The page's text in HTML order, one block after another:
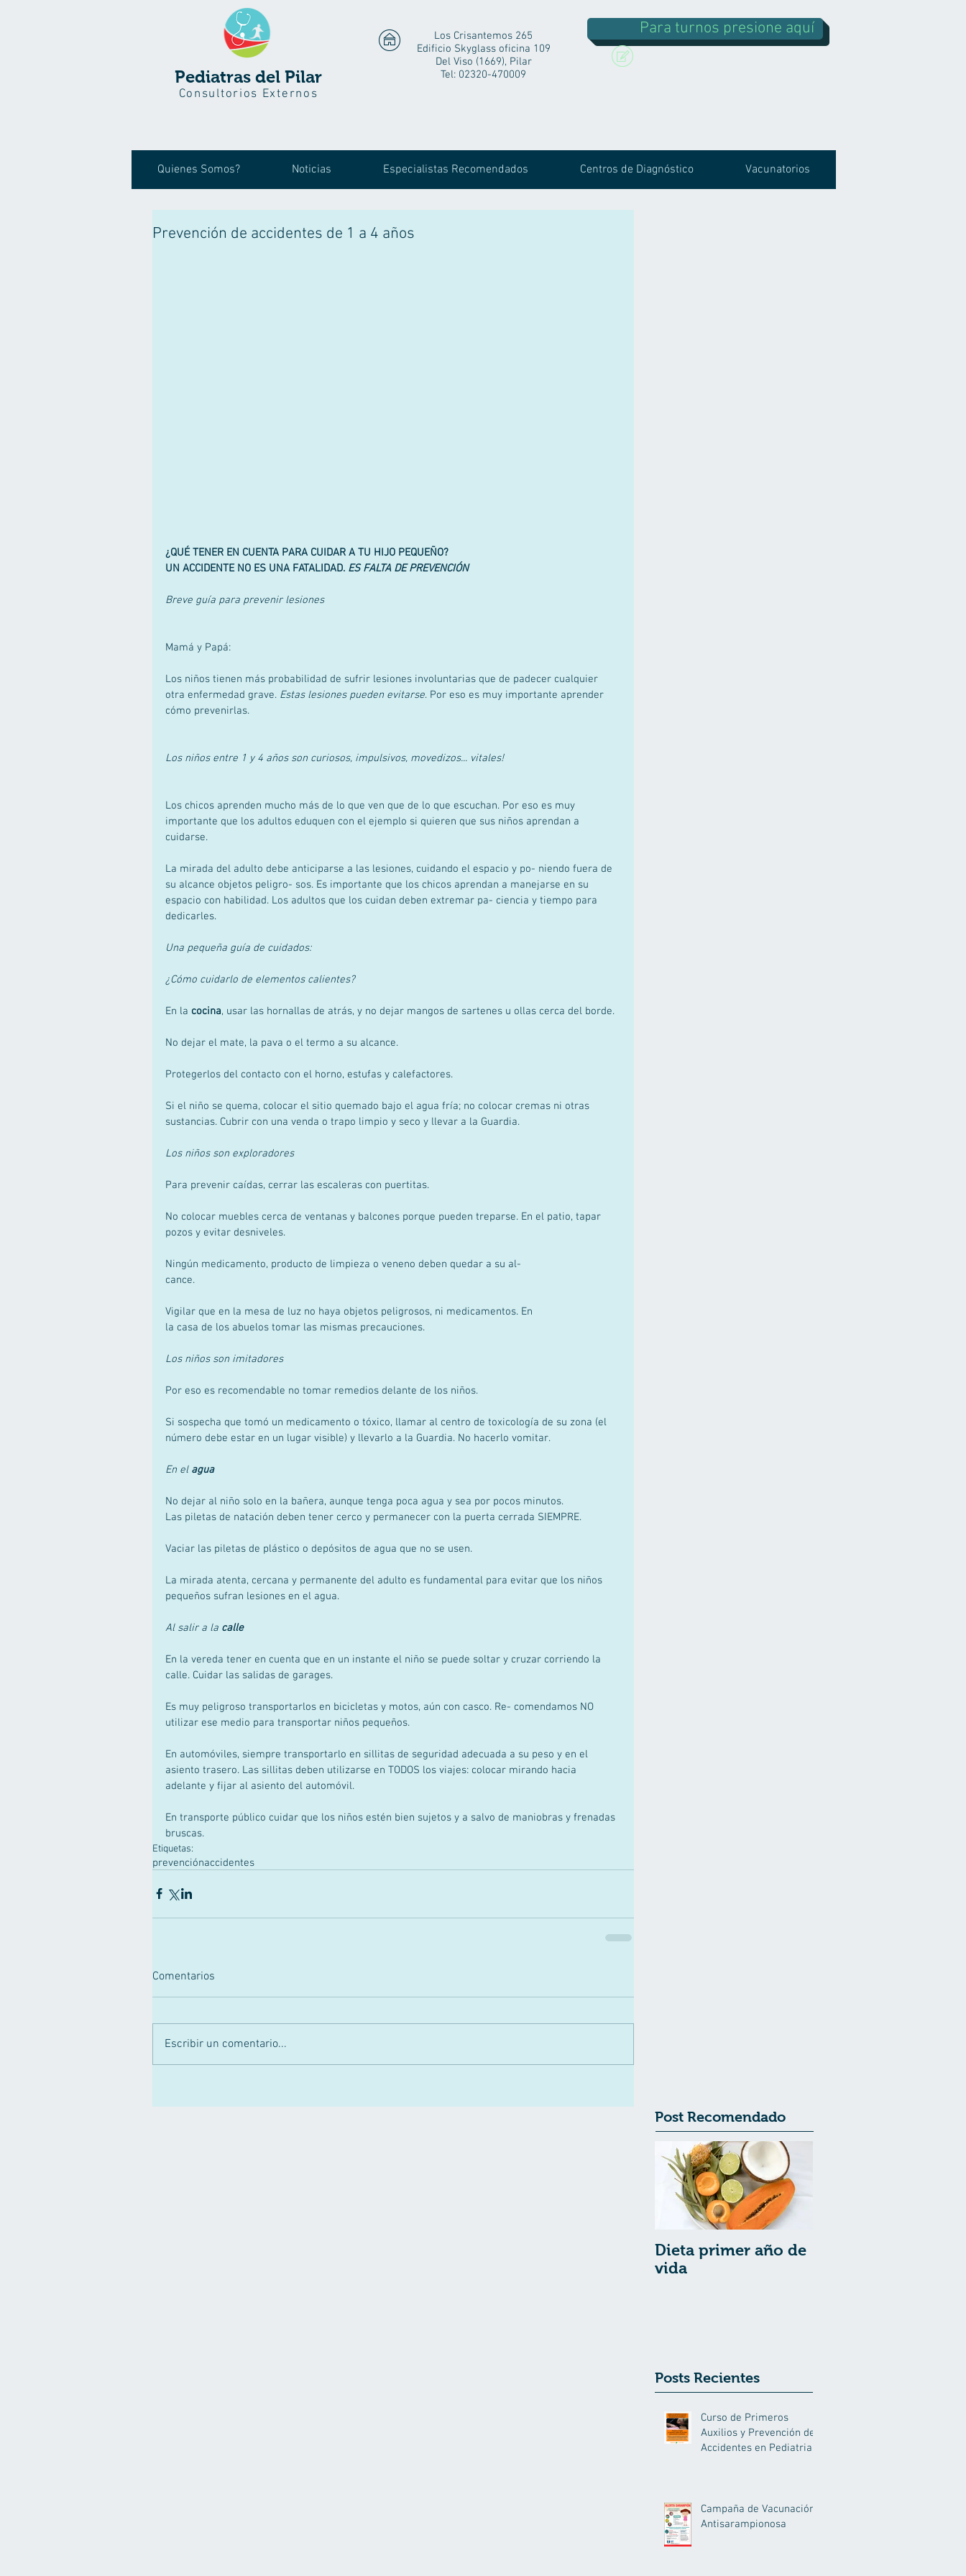
Pediatras del Pilar
Consultorios Externos
Los Crisantemos 265
Edificio Skyglass oficina 109
Del Viso (1669), Pilar
Tel: 02320-470009
Para turnos presione aquí
Quienes Somos? Noticias Especialistas Recomendados Centros de Diagnóstico Vacunatorios
Prevención de accidentes de 1 a 4 años
¿QUÉ TENER EN CUENTA PARA CUIDAR A TU HIJO PEQUEÑO?
UN ACCIDENTE NO ES UNA FATALIDAD. ES FALTA DE PREVENCIÓN
Breve guía para prevenir lesiones
Mamá y Papá:
Los niños tienen más probabilidad de sufrir lesiones involuntarias que de padecer cualquier
otra enfermedad grave. Estas lesiones pueden evitarse. Por eso es muy importante aprender
cómo prevenirlas.
Los niños entre 1 y 4 años son curiosos, impulsivos, movedizos... vitales!
Los chicos aprenden mucho más de lo que ven que de lo que escuchan. Por eso es muy
importante que los adultos eduquen con el ejemplo si quieren que sus niños aprendan a
cuidarse.
La mirada del adulto debe anticiparse a las lesiones, cuidando el espacio y po- niendo fuera de
su alcance objetos peligro- sos. Es importante que los chicos aprendan a manejarse en su
espacio con habilidad. Los adultos que los cuidan deben extremar pa- ciencia y tiempo para
dedicarles.
Una pequeña guía de cuidados:
¿Cómo cuidarlo de elementos calientes?
En la cocina, usar las hornallas de atrás, y no dejar mangos de sartenes u ollas cerca del borde.
No dejar el mate, la pava o el termo a su alcance.
Protegerlos del contacto con el horno, estufas y calefactores.
Si el niño se quema, colocar el sitio quemado bajo el agua fría; no colocar cremas ni otras
sustancias. Cubrir con una venda o trapo limpio y seco y llevar a la Guardia.
Los niños son exploradores
Para prevenir caídas, cerrar las escaleras con puertitas.
No colocar muebles cerca de ventanas y balcones porque pueden treparse. En el patio, tapar
pozos y evitar desniveles.
Ningún medicamento, producto de limpieza o veneno deben quedar a su al-
cance.
Vigilar que en la mesa de luz no haya objetos peligrosos, ni medicamentos. En
la casa de los abuelos tomar las mismas precauciones.
Los niños son imitadores
Por eso es recomendable no tomar remedios delante de los niños.
Si sospecha que tomó un medicamento o tóxico, llamar al centro de toxicología de su zona (el
número debe estar en un lugar visible) y llevarlo a la Guardia. No hacerlo vomitar.
En el agua
No dejar al niño solo en la bañera, aunque tenga poca agua y sea por pocos minutos.
Las piletas de natación deben tener cerco y permanecer con la puerta cerrada SIEMPRE.
Vaciar las piletas de plástico o depósitos de agua que no se usen.
La mirada atenta, cercana y permanente del adulto es fundamental para evitar que los niños
pequeños sufran lesiones en el agua.
Al salir a la calle
En la vereda tener en cuenta que en un instante el niño se puede soltar y cruzar corriendo la
calle. Cuidar las salidas de garages.
Es muy peligroso transportarlos en bicicletas y motos, aún con casco. Re- comendamos NO
utilizar ese medio para transportar niños pequeños.
En automóviles, siempre transportarlo en sillitas de seguridad adecuada a su peso y en el
asiento trasero. Las sillitas deben utilizarse en TODOS los viajes: colocar mirando hacia
adelante y fijar al asiento del automóvil.
En transporte público cuidar que los niños estén bien sujetos y a salvo de maniobras y frenadas
bruscas.
Etiquetas:
prevenciónaccidentes
Comentarios
Escribir un comentario...
Post Recomendado
Dieta primer año de
vida
Posts Recientes
Curso de Primeros
Auxilios y Prevención de
Accidentes en Pediatria
Campaña de Vacunación
Antisarampionosa